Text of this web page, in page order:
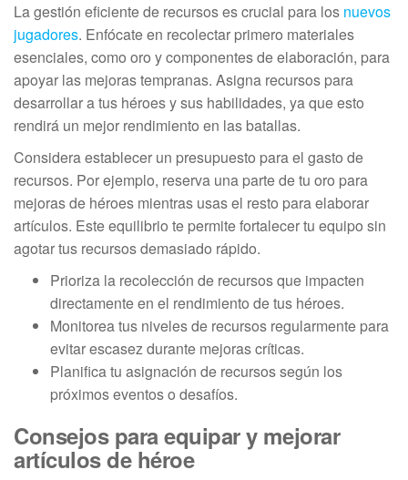
La gestión eficiente de recursos es crucial para los nuevos
jugadores. Enfócate en recolectar primero materiales
esenciales, como oro y componentes de elaboración, para
apoyar las mejoras tempranas. Asigna recursos para
desarrollar a tus héroes y sus habilidades, ya que esto
rendirá un mejor rendimiento en las batallas.
Considera establecer un presupuesto para el gasto de
recursos. Por ejemplo, reserva una parte de tu oro para
mejoras de héroes mientras usas el resto para elaborar
artículos. Este equilibrio te permite fortalecer tu equipo sin
agotar tus recursos demasiado rápido.
Prioriza la recolección de recursos que impacten
directamente en el rendimiento de tus héroes.
Monitorea tus niveles de recursos regularmente para
evitar escasez durante mejoras críticas.
Planifica tu asignación de recursos según los
próximos eventos o desafíos.
Consejos para equipar y mejorar
artículos de héroe